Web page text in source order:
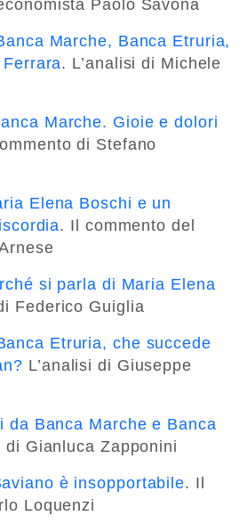
Paolo Savona
Marche, Banca Etruria,
. L’analisi di Michele
Marche. Gioie e dolori
di Stefano
Elena Boschi e un
. Il commento del
si parla di Maria Elena
Federico Guiglia
Etruria, che succede
L’analisi di Giuseppe
da Banca Marche e Banca
di Gianluca Zapponini
è insopportabile. Il
Loquenzi